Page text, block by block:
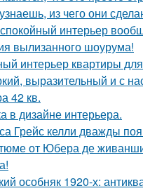
из чего они
интерьер
вылизанного шоурума!
интерьер квартиры
выразительный и с
42 кв.
в дизайне интерьера.
Грейс келли дважды
от Юбера де
особняк 1920-х: